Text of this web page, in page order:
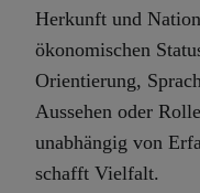
Herkunft und
ökonomischen
Orientierung,
Aussehen oder
unabhängig von
schafft Vielfalt.